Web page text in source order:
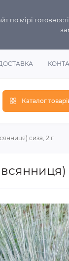
по мірі
Каталог
сиза, 2 г